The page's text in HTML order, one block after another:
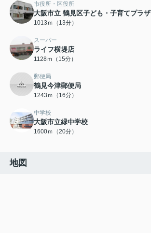
市役所・区役所
大阪市立 鶴見区子ども・子育てプラザ
1013ｍ（13分）
スーパー
ライフ横堤店
1128ｍ（15分）
郵便局
鶴見今津郵便局
1243ｍ（16分）
中学校
大阪市立緑中学校
1600ｍ（20分）
地図